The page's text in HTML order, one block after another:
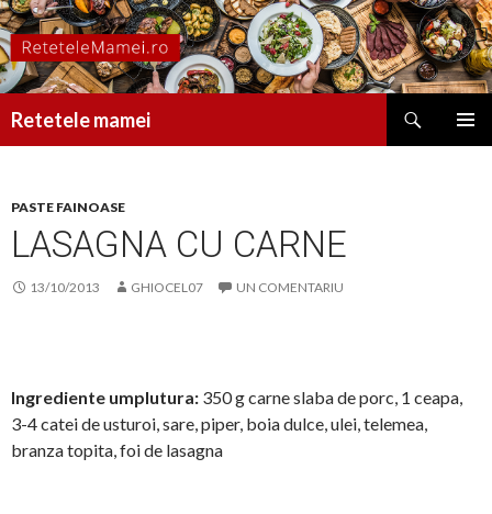
Retetele mamei
PASTE FAINOASE
LASAGNA CU CARNE
13/10/2013 GHIOCEL07 UN COMENTARIU
Ingrediente umplutura: 350 g carne slaba de porc, 1 ceapa,
3-4 catei de usturoi, sare, piper, boia dulce, ulei, telemea,
branza topita, foi de lasagna